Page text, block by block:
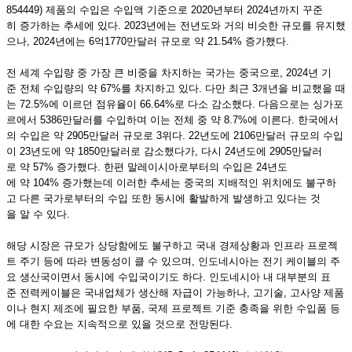
854449) 제품의 수입은 수입액 기준으로 2020년부터 2024년까지 꾸준
히 증가하는 추세에 있다. 2023년에는 전년도와 거의 비슷한 규모를 유지했
으나, 2024년에는 6억1770만달러 규모로 약 21.54% 증가했다.
전 세계 수입량 중 가장 큰 비중을 차지하는 국가는 중국으로, 2024년 기
준 전체 수입량의 약 67%를 차지하고 있다. 다만 최근 3개년을 비교했을 때
는 72.5%에 이르던 점유율이 66.64%로 다소 감소했다. 다음으로는 싱가포
르에서 5386만달러를 수입하며 이는 전체 중 약 8.7%에 이른다. 한국에서
의 수입은 약 2905만달러 규모로 3위다. 22년도에 2106만달러 규모의 수입
이 23년도에 약 1850만달러로 감소했다가, 다시 24년도에 2905만달러
로 약 57% 증가했다. 한편 말레이시아로부터의 수입은 24년도
에 약 104% 증가했는데 이러한 추세는 중국의 지배적인 위치에도 불구하
고 다른 국가로부터의 수입 또한 동시에 활발하게 발생하고 있다는 것
을 알 수 있다.
해당 시장은 규모가 상당함에도 불구하고 국내 경제상황과 인프라 프로젝
트 주기 등에 따라 변동성이 클 수 있으며, 인도네시아는 전기 케이블의 주
요 생산국이면서 동시에 수입국이기도 하다. 인도네시아 내 대부분의 표
준 전력케이블은 국내업체가 생산해 자급이 가능하나, 고기술, 고사양 제품
이나 현지 제조에 필요한 부품, 국제 프로젝트 기준 충족을 위한 수입품 등
에 대한 수요는 지속적으로 있을 것으로 전망된다.